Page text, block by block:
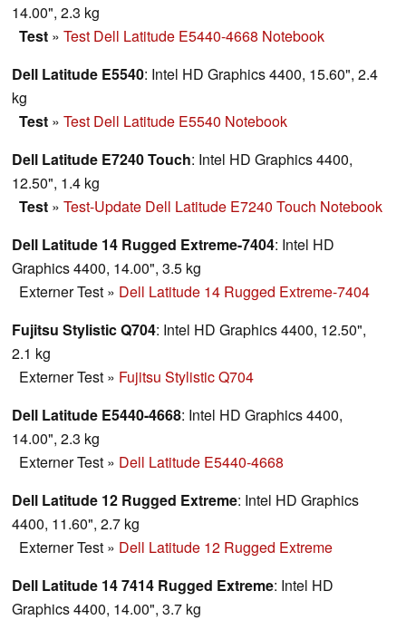
14.00", 2.3 kg
Test » Test Dell Latitude E5440-4668 Notebook
Dell Latitude E5540: Intel HD Graphics 4400, 15.60", 2.4
kg
Test » Test Dell Latitude E5540 Notebook
Dell Latitude E7240 Touch: Intel HD Graphics 4400,
12.50", 1.4 kg
Test » Test-Update Dell Latitude E7240 Touch Notebook
Dell Latitude 14 Rugged Extreme-7404: Intel HD
Graphics 4400, 14.00", 3.5 kg
Externer Test » Dell Latitude 14 Rugged Extreme-7404
Fujitsu Stylistic Q704: Intel HD Graphics 4400, 12.50",
2.1 kg
Externer Test » Fujitsu Stylistic Q704
Dell Latitude E5440-4668: Intel HD Graphics 4400,
14.00", 2.3 kg
Externer Test » Dell Latitude E5440-4668
Dell Latitude 12 Rugged Extreme: Intel HD Graphics
4400, 11.60", 2.7 kg
Externer Test » Dell Latitude 12 Rugged Extreme
Dell Latitude 14 7414 Rugged Extreme: Intel HD
Graphics 4400, 14.00", 3.7 kg